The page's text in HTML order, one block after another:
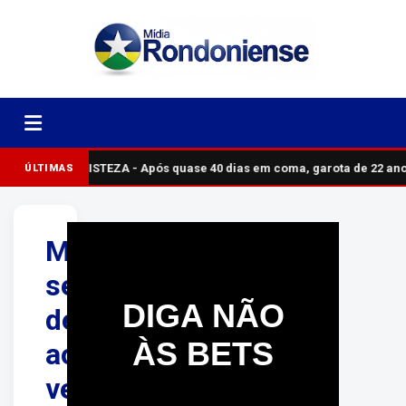
ÚLTIMASTRISTEZA - Após quase 40 dias em coma, garota de 22
Mãe
se
desespera
ao
ver
DIGA NÃO
ÀS BETS